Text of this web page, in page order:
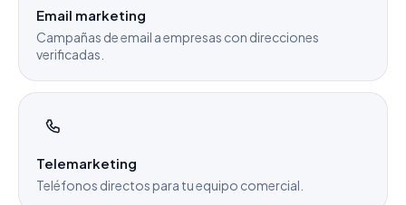
Email marketing
Campañas de email a empresas con direcciones
verificadas.
Telemarketing
Teléfonos directos para tu equipo comercial.